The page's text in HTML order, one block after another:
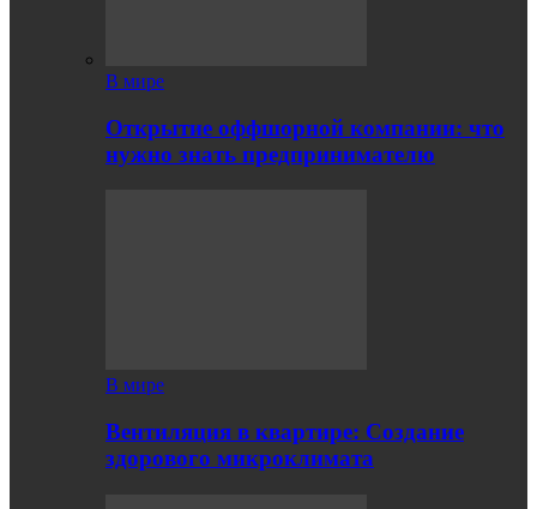
В мире
Открытие оффшорной компании: что
нужно знать предпринимателю
В мире
Вентиляция в квартире: Создание
здорового микроклимата